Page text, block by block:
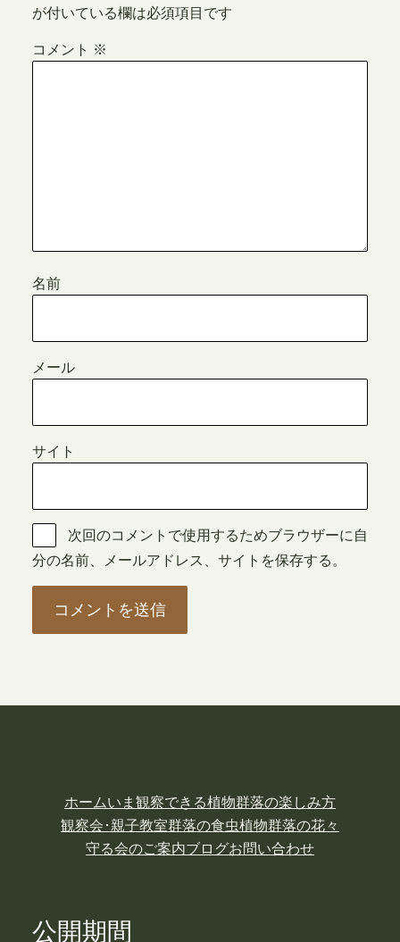
が付いている欄は必須項目です
コメント ※
名前
メール
サイト
次回のコメントで使用するためブラウザーに自
分の名前、メールアドレス、サイトを保存する。
ホームいま観察できる植物群落の楽しみ方
観察会･親子教室群落の食虫植物群落の花々
守る会のご案内ブログお問い合わせ
公開期間